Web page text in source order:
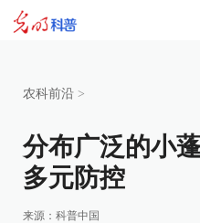
农科前沿 >
分布广泛的小
多元防控
来源： 科普中国